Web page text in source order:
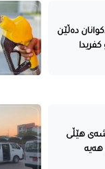
چالاکوانان دەڵێن
کفریدا
هێڵى